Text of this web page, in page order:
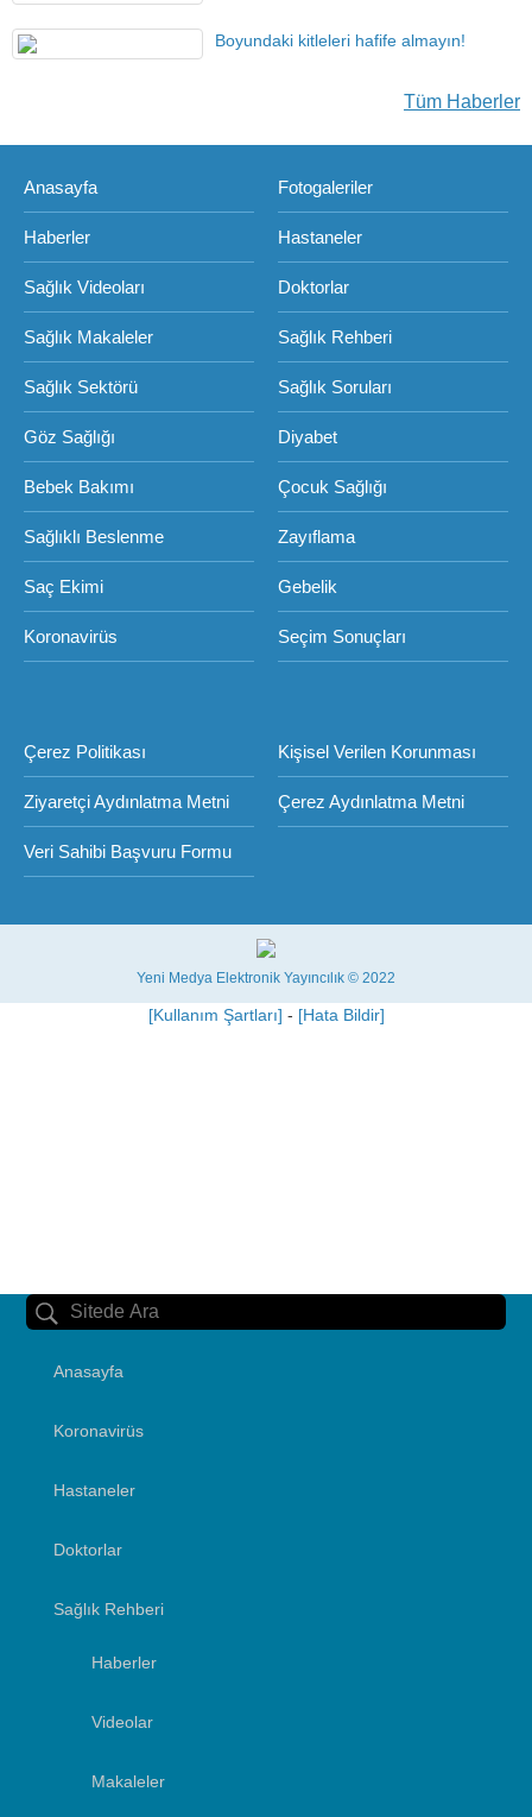
Boyundaki kitleleri hafife almayın!
Tüm Haberler
Anasayfa Fotogaleriler
Haberler Hastaneler
Sağlık Videoları Doktorlar
Sağlık Makaleler Sağlık Rehberi
Sağlık Sektörü Sağlık Soruları
Göz Sağlığı Diyabet
Bebek Bakımı Çocuk Sağlığı
Sağlıklı Beslenme Zayıflama
Saç Ekimi Gebelik
Koronavirüs Seçim Sonuçları
Çerez Politikası Kişisel Verilen Korunması
Ziyaretçi Aydınlatma Metni Çerez Aydınlatma Metni
Veri Sahibi Başvuru Formu
Yeni Medya Elektronik Yayıncılık © 2022
[Kullanım Şartları] - [Hata Bildir]
Anasayfa
Koronavirüs
Hastaneler
Doktorlar
Sağlık Rehberi
Haberler
Videolar
Makaleler